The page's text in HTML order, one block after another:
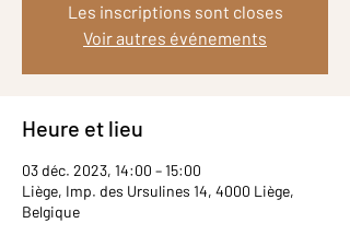
Les inscriptions sont closes
Voir autres événements
Heure et lieu
03 déc. 2023, 14:00 – 15:00
Liège, Imp. des Ursulines 14, 4000 Liège,
Belgique